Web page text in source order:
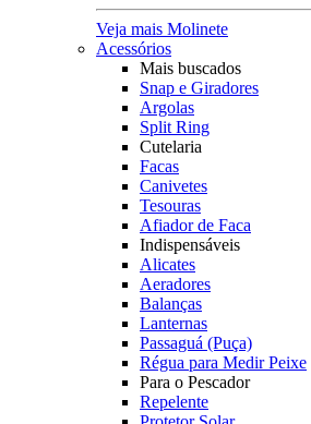
Veja mais Molinete
Acessórios
Mais buscados
Snap e Giradores
Argolas
Split Ring
Cutelaria
Facas
Canivetes
Tesouras
Afiador de Faca
Indispensáveis
Alicates
Aeradores
Balanças
Lanternas
Passaguá (Puça)
Régua para Medir Peixe
Para o Pescador
Repelente